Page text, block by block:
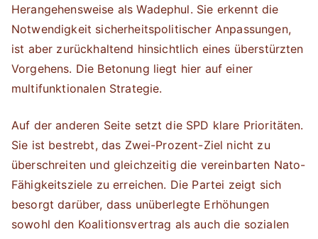
Herangehensweise als Wadephul. Sie erkennt die
Notwendigkeit sicherheitspolitischer Anpassungen,
ist aber zurückhaltend hinsichtlich eines überstürzten
Vorgehens. Die Betonung liegt hier auf einer
multifunktionalen Strategie.
Auf der anderen Seite setzt die SPD klare Prioritäten.
Sie ist bestrebt, das Zwei-Prozent-Ziel nicht zu
überschreiten und gleichzeitig die vereinbarten Nato-
Fähigkeitsziele zu erreichen. Die Partei zeigt sich
besorgt darüber, dass unüberlegte Erhöhungen
sowohl den Koalitionsvertrag als auch die sozialen